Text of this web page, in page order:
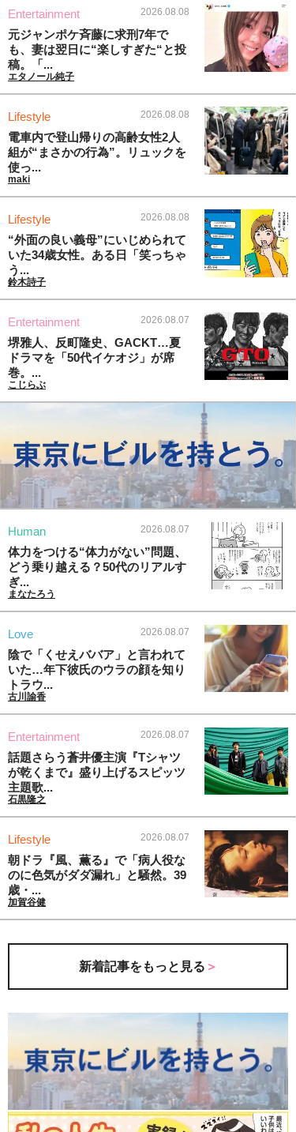
Entertainment 2026.08.08
元ジャンポケ斉藤に求刑7年で
も、妻は翌日に“楽しすぎた“と投
稿。「...
エタノール純子
Lifestyle 2026.08.08
電車内で登山帰りの高齢女性2人
組が“まさかの行為”。リュックを
使っ...
maki
Lifestyle 2026.08.08
“外面の良い義母”にいじめられて
いた34歳女性。ある日「笑っちゃ
う...
鈴木詩子
Entertainment 2026.08.07
堺雅人、反町隆史、GACKT…夏
ドラマを「50代イケオジ」が席
巻。...
こじらぶ
Human 2026.08.07
体力をつける“体力がない”問題、
どう乗り越える？50代のリアルす
ぎ...
まなたろう
Love 2026.08.07
陰で「くせえババア」と言われて
いた…年下彼氏のウラの顔を知り
トラウ...
古川諭香
Entertainment 2026.08.07
話題さらう蒼井優主演『Tシャツ
が乾くまで』盛り上げるスピッツ
主題歌...
石黒隆之
Lifestyle 2026.08.07
朝ドラ『風、薫る』で「病人役な
のに色気がダダ漏れ」と騒然。39
歳・...
加賀谷健
新着記事をもっと見る